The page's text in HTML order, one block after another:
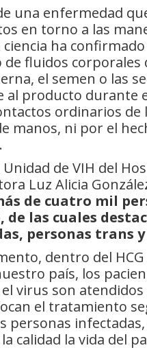
una enfermedad
en torno a las
ciencia ha
fluidos corporales
el semen o las
producto durante
ordinarios de
manos, ni por el
Unidad de VIH del
Luz Alicia
de cuatro mil
de las cuales
personas trans y
dentro del
país, los
virus son
el tratamiento
personas
calidad la vida del